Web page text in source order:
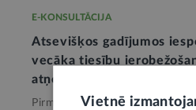
E-KONSULTĀCIJA
Atsevišķos gadījumos
vecāka tiesību
atņemšanu
Pirms mēneša, Tieslietas
Vietnē